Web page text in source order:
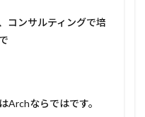
コンサルティングで培
Archならではです。